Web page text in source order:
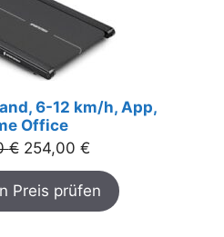
6-12 km/h, App,
Office
€ Ursprünglicher
Preis
war:
299,00 €
254,00 €Aktueller
Preis
ist:
254,00 €.
Preis prüfen